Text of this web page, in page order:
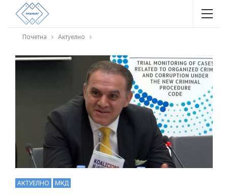
Почетна Актуелно
АКТУЕЛНО МКД